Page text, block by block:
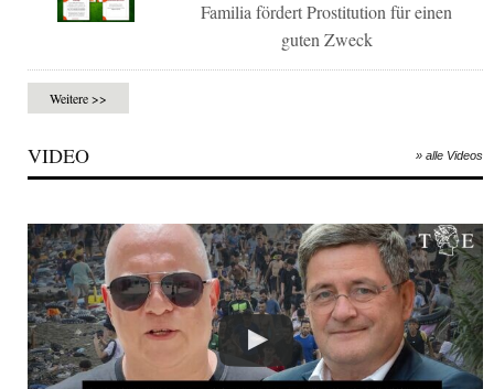
Familia fördert Prostitution für einen
guten Zweck
Weitere >>
VIDEO » alle Videos